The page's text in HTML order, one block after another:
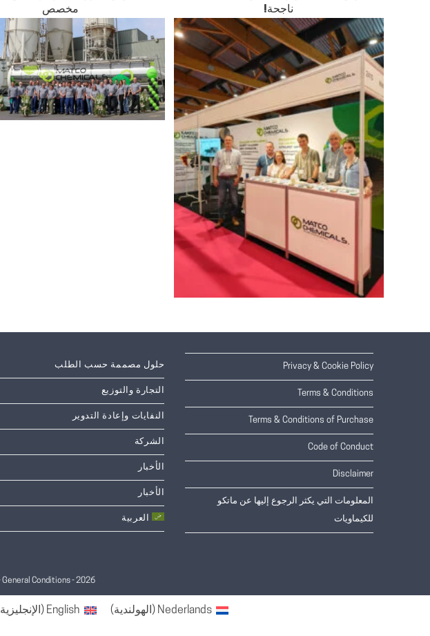
مخصص
ناجحة!
حلول مصممة حسب الطلب
التجارة والتوزيع
النفايات وإعادة التدوير
الشركة
الأخبار
الأخبار
العربية
Privacy & Cookie Policy
Terms & Conditions
Terms & Conditions of Purchase
Code of Conduct
Disclaimer
المعلومات التي يكثر الرجوع إليها عن ماتكو
للكيماويات
2026 - All Rights Reserved - Matco Chemicals Group -
General Conditions
Nederlands
( الهولندية)
English
( الإنجليزية